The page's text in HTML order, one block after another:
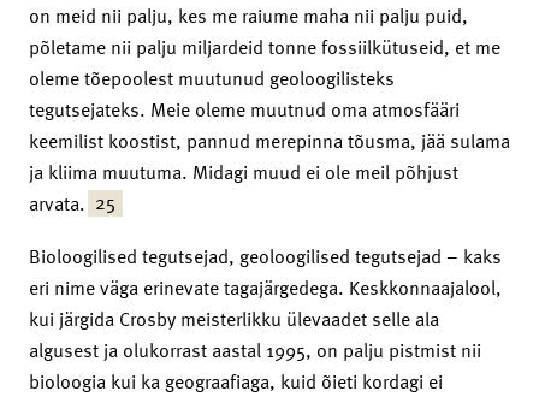
on meid nii palju, kes me raiume maha nii palju puid,
põletame nii palju miljardeid tonne fossiilkütuseid, et me
oleme tõepoolest muutunud geoloogilisteks
tegutsejateks. Meie oleme muutnud oma atmosfääri
keemilist koostist, pannud merepinna tõusma, jää sulama
ja kliima muutuma. Midagi muud ei ole meil põhjust
arvata. 25
Bioloogilised tegutsejad, geoloogilised tegutsejad – kaks
eri nime väga erinevate tagajärgedega. Keskkonnaajalool,
kui järgida Crosby meisterlikku ülevaadet selle ala
algusest ja olukorrast aastal 1995, on palju pistmist nii
bioloogia kui ka geograafiaga, kuid õieti kordagi ei